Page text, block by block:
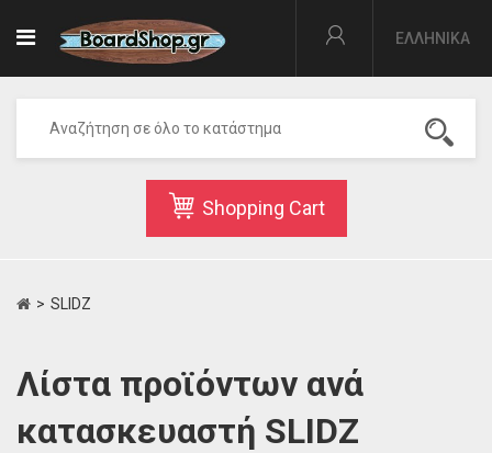
EΛΛΗΝΙΚΆ
Shopping Cart
> SLIDZ
Λίστα προϊόντων ανά
κατασκευαστή SLIDZ